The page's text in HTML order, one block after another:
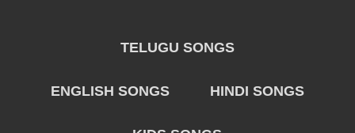
TELUGU SONGS
ENGLISH SONGS HINDI SONGS